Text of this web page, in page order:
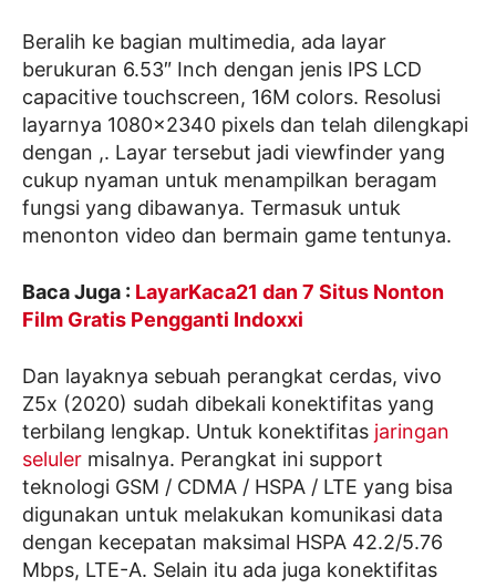
Beralih ke bagian multimedia, ada layar
berukuran 6.53″ Inch dengan jenis IPS LCD
capacitive touchscreen, 16M colors. Resolusi
layarnya 1080×2340 pixels dan telah dilengkapi
dengan ,. Layar tersebut jadi viewfinder yang
cukup nyaman untuk menampilkan beragam
fungsi yang dibawanya. Termasuk untuk
menonton video dan bermain game tentunya.
Baca Juga : LayarKaca21 dan 7 Situs Nonton
Film Gratis Pengganti Indoxxi
Dan layaknya sebuah perangkat cerdas, vivo
Z5x (2020) sudah dibekali konektifitas yang
terbilang lengkap. Untuk konektifitas jaringan
seluler misalnya. Perangkat ini support
teknologi GSM / CDMA / HSPA / LTE yang bisa
digunakan untuk melakukan komunikasi data
dengan kecepatan maksimal HSPA 42.2/5.76
Mbps, LTE-A. Selain itu ada juga konektifitas